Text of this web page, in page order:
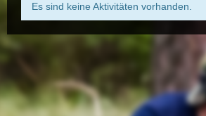
Es sind keine Aktivitäten vorhanden.